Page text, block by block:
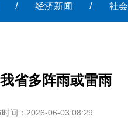
/ 经济新闻 / 社会
省多阵雨或雷雨
时间：2026-06-03 08:29